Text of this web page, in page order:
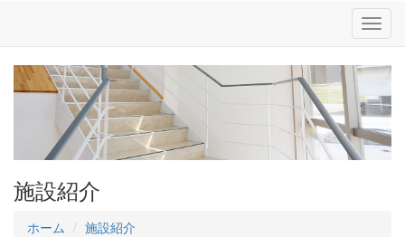
施設紹介
ホーム 施設紹介